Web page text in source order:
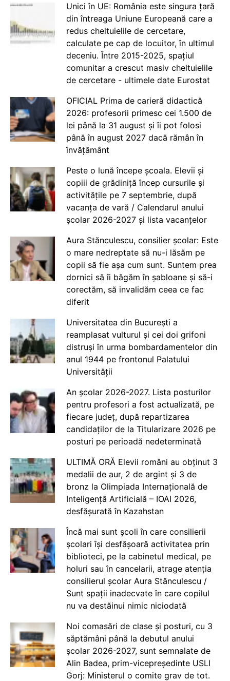
Unici în UE: România este singura țară
din întreaga Uniune Europeană care a
redus cheltuielile de cercetare,
calculate pe cap de locuitor, în ultimul
deceniu. Între 2015-2025, spațiul
comunitar a crescut masiv cheltuielile
de cercetare - ultimele date Eurostat
OFICIAL Prima de carieră didactică
2026: profesorii primesc cei 1.500 de
lei până la 31 august și îi pot folosi
până în august 2027 dacă rămân în
învățământ
Peste o lună începe școala. Elevii și
copiii de grădiniță încep cursurile și
activitățile pe 7 septembrie, după
vacanța de vară / Calendarul anului
școlar 2026-2027 și lista vacanțelor
Aura Stănculescu, consilier școlar: Este
o mare nedreptate să nu-i lăsăm pe
copii să fie așa cum sunt. Suntem prea
dornici să îi băgăm în șabloane și să-i
corectăm, să invalidăm ceea ce fac
diferit
Universitatea din București a
reamplasat vulturul și cei doi grifoni
distruși în urma bombardamentelor din
anul 1944 pe frontonul Palatului
Universității
An școlar 2026-2027. Lista posturilor
pentru profesori a fost actualizată, pe
fiecare județ, după repartizarea
candidaților de la Titularizare 2026 pe
posturi pe perioadă nedeterminată
ULTIMĂ ORĂ Elevii români au obținut 3
medalii de aur, 2 de argint și 3 de
bronz la Olimpiada Internațională de
Inteligență Artificială – IOAI 2026,
desfășurată în Kazahstan
Încă mai sunt școli în care consilierii
școlari își desfășoară activitatea prin
biblioteci, pe la cabinetul medical, pe
holuri sau în cancelarii, atrage atenția
consilierul școlar Aura Stănculescu /
Sunt spații inadecvate în care copilul
nu va destăinui nimic niciodată
Noi comasări de clase și posturi, cu 3
săptămâni până la debutul anului
școlar 2026-2027, sunt semnalate de
Alin Badea, prim-vicepreședinte USLI
Gorj: Ministerul o comite grav de tot.